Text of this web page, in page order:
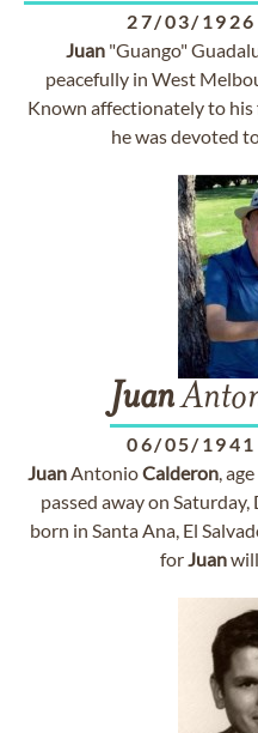
27/03/1926
Juan "Guango"
peacefully in West
Known affectionately to his
he was devoted
Juan
06/05/1941
JuanAntonioCalderon,
passed away on
born in Santa Ana, El
forJuan